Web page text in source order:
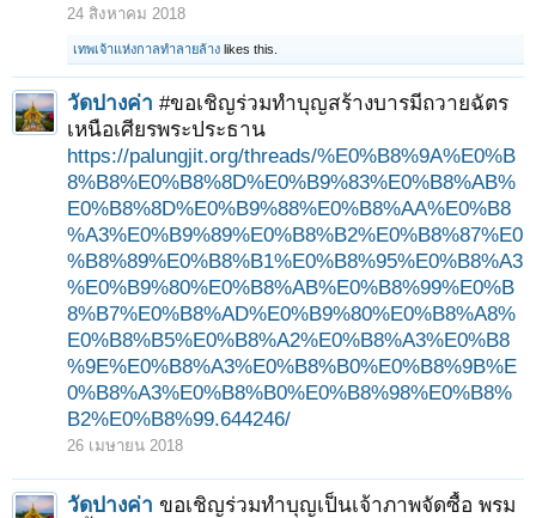
24 สิงหาคม 2018
เทพเจ้าแห่งกาลทำลายล้าง likes this.
วัดปางค่า #ขอเชิญร่วมทำบุญสร้างบารมีถวายฉัตร
เหนือเศียรพระประธาน
https://palungjit.org/threads/%E0%B8%9A%E0%B
8%B8%E0%B8%8D%E0%B9%83%E0%B8%AB%
E0%B8%8D%E0%B9%88%E0%B8%AA%E0%B8
%A3%E0%B9%89%E0%B8%B2%E0%B8%87%E0
%B8%89%E0%B8%B1%E0%B8%95%E0%B8%A3
%E0%B9%80%E0%B8%AB%E0%B8%99%E0%B
8%B7%E0%B8%AD%E0%B9%80%E0%B8%A8%
E0%B8%B5%E0%B8%A2%E0%B8%A3%E0%B8
%9E%E0%B8%A3%E0%B8%B0%E0%B8%9B%E
0%B8%A3%E0%B8%B0%E0%B8%98%E0%B8%
B2%E0%B8%99.644246/
26 เมษายน 2018
วัดปางค่า ขอเชิญร่วมทำบุญเป็นเจ้าภาพจัดซื้อ พรม